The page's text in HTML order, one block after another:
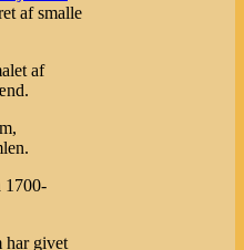
af smalle
af
1700-
har givet